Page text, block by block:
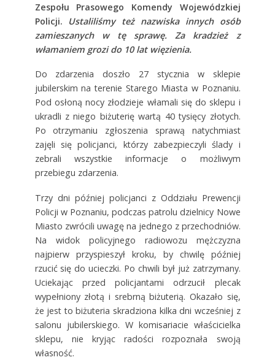
Zespołu Prasowego Komendy Wojewódzkiej
Policji. Ustaliliśmy też nazwiska innych osób
zamieszanych w tę sprawę. Za kradzież z
włamaniem grozi do 10 lat więzienia.
Do zdarzenia doszło 27 stycznia w sklepie
jubilerskim na terenie Starego Miasta w Poznaniu.
Pod osłoną nocy złodzieje włamali się do sklepu i
ukradli z niego biżuterię wartą 40 tysięcy złotych.
Po otrzymaniu zgłoszenia sprawą natychmiast
zajęli się policjanci, którzy zabezpieczyli ślady i
zebrali wszystkie informacje o możliwym
przebiegu zdarzenia.
Trzy dni później policjanci z Oddziału Prewencji
Policji w Poznaniu, podczas patrolu dzielnicy Nowe
Miasto zwrócili uwagę na jednego z przechodniów.
Na widok policyjnego radiowozu mężczyzna
najpierw przyspieszył kroku, by chwilę później
rzucić się do ucieczki. Po chwili był już zatrzymany.
Uciekając przed policjantami odrzucił plecak
wypełniony złotą i srebrną biżuterią. Okazało się,
że jest to biżuteria skradziona kilka dni wcześniej z
salonu jubilerskiego. W komisariacie właścicielka
sklepu, nie kryjąc radości rozpoznała swoją
własność.